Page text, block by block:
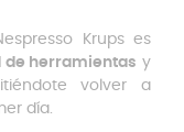
Krups es
de herramientas y
volver a
día.